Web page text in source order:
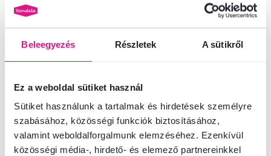
Beleegyezés Részletek A sütikről
Ez a weboldal sütiket használ
Sütiket használunk a tartalmak és hirdetések személyre
szabásához, közösségi funkciók biztosításához,
valamint weboldalforgalmunk elemzéséhez. Ezenkívül
közösségi média-, hirdető- és elemező partnereinkkel